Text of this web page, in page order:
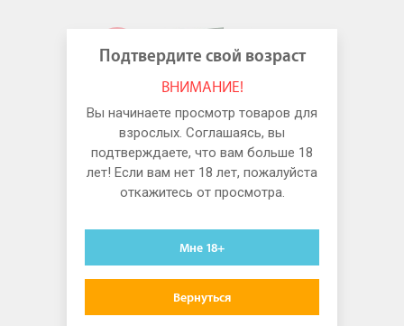
ХИТ
Emerald Love
Luxurious Lipstick Emerald Love
Подтвердите свой возраст
ВНИМАНИЕ!
Вы начинаете просмотр товаров для
взрослых. Соглашаясь, вы
подтверждаете, что вам больше 18
лет! Если вам нет 18 лет, пожалуйста
откажитесь от просмотра.
Мне 18+
Вернуться